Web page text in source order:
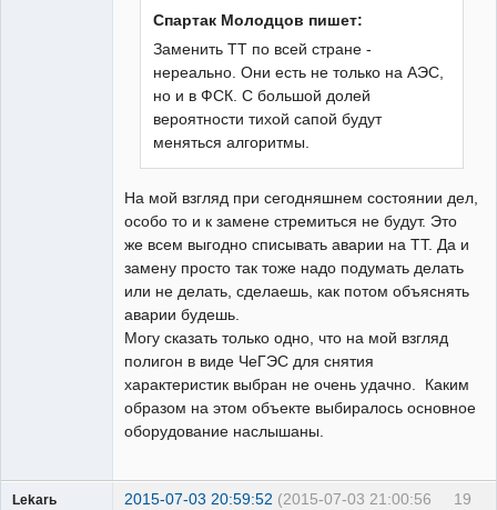
Спартак Молодцов пишет:
Заменить ТТ по всей стране -
нереально. Они есть не только на АЭС,
но и в ФСК. С большой долей
вероятности тихой сапой будут
меняться алгоритмы.
На мой взгляд при сегодняшнем состоянии дел,
особо то и к замене стремиться не будут. Это
же всем выгодно списывать аварии на ТТ. Да и
замену просто так тоже надо подумать делать
или не делать, сделаешь, как потом объяснять
аварии будешь.
Могу сказать только одно, что на мой взгляд
полигон в виде ЧеГЭС для снятия
характеристик выбран не очень удачно. Каким
образом на этом объекте выбиралось основное
оборудование наслышаны.
19
Lekarь 2015-07-03 20:59:52 (2015-07-03 21:00:56